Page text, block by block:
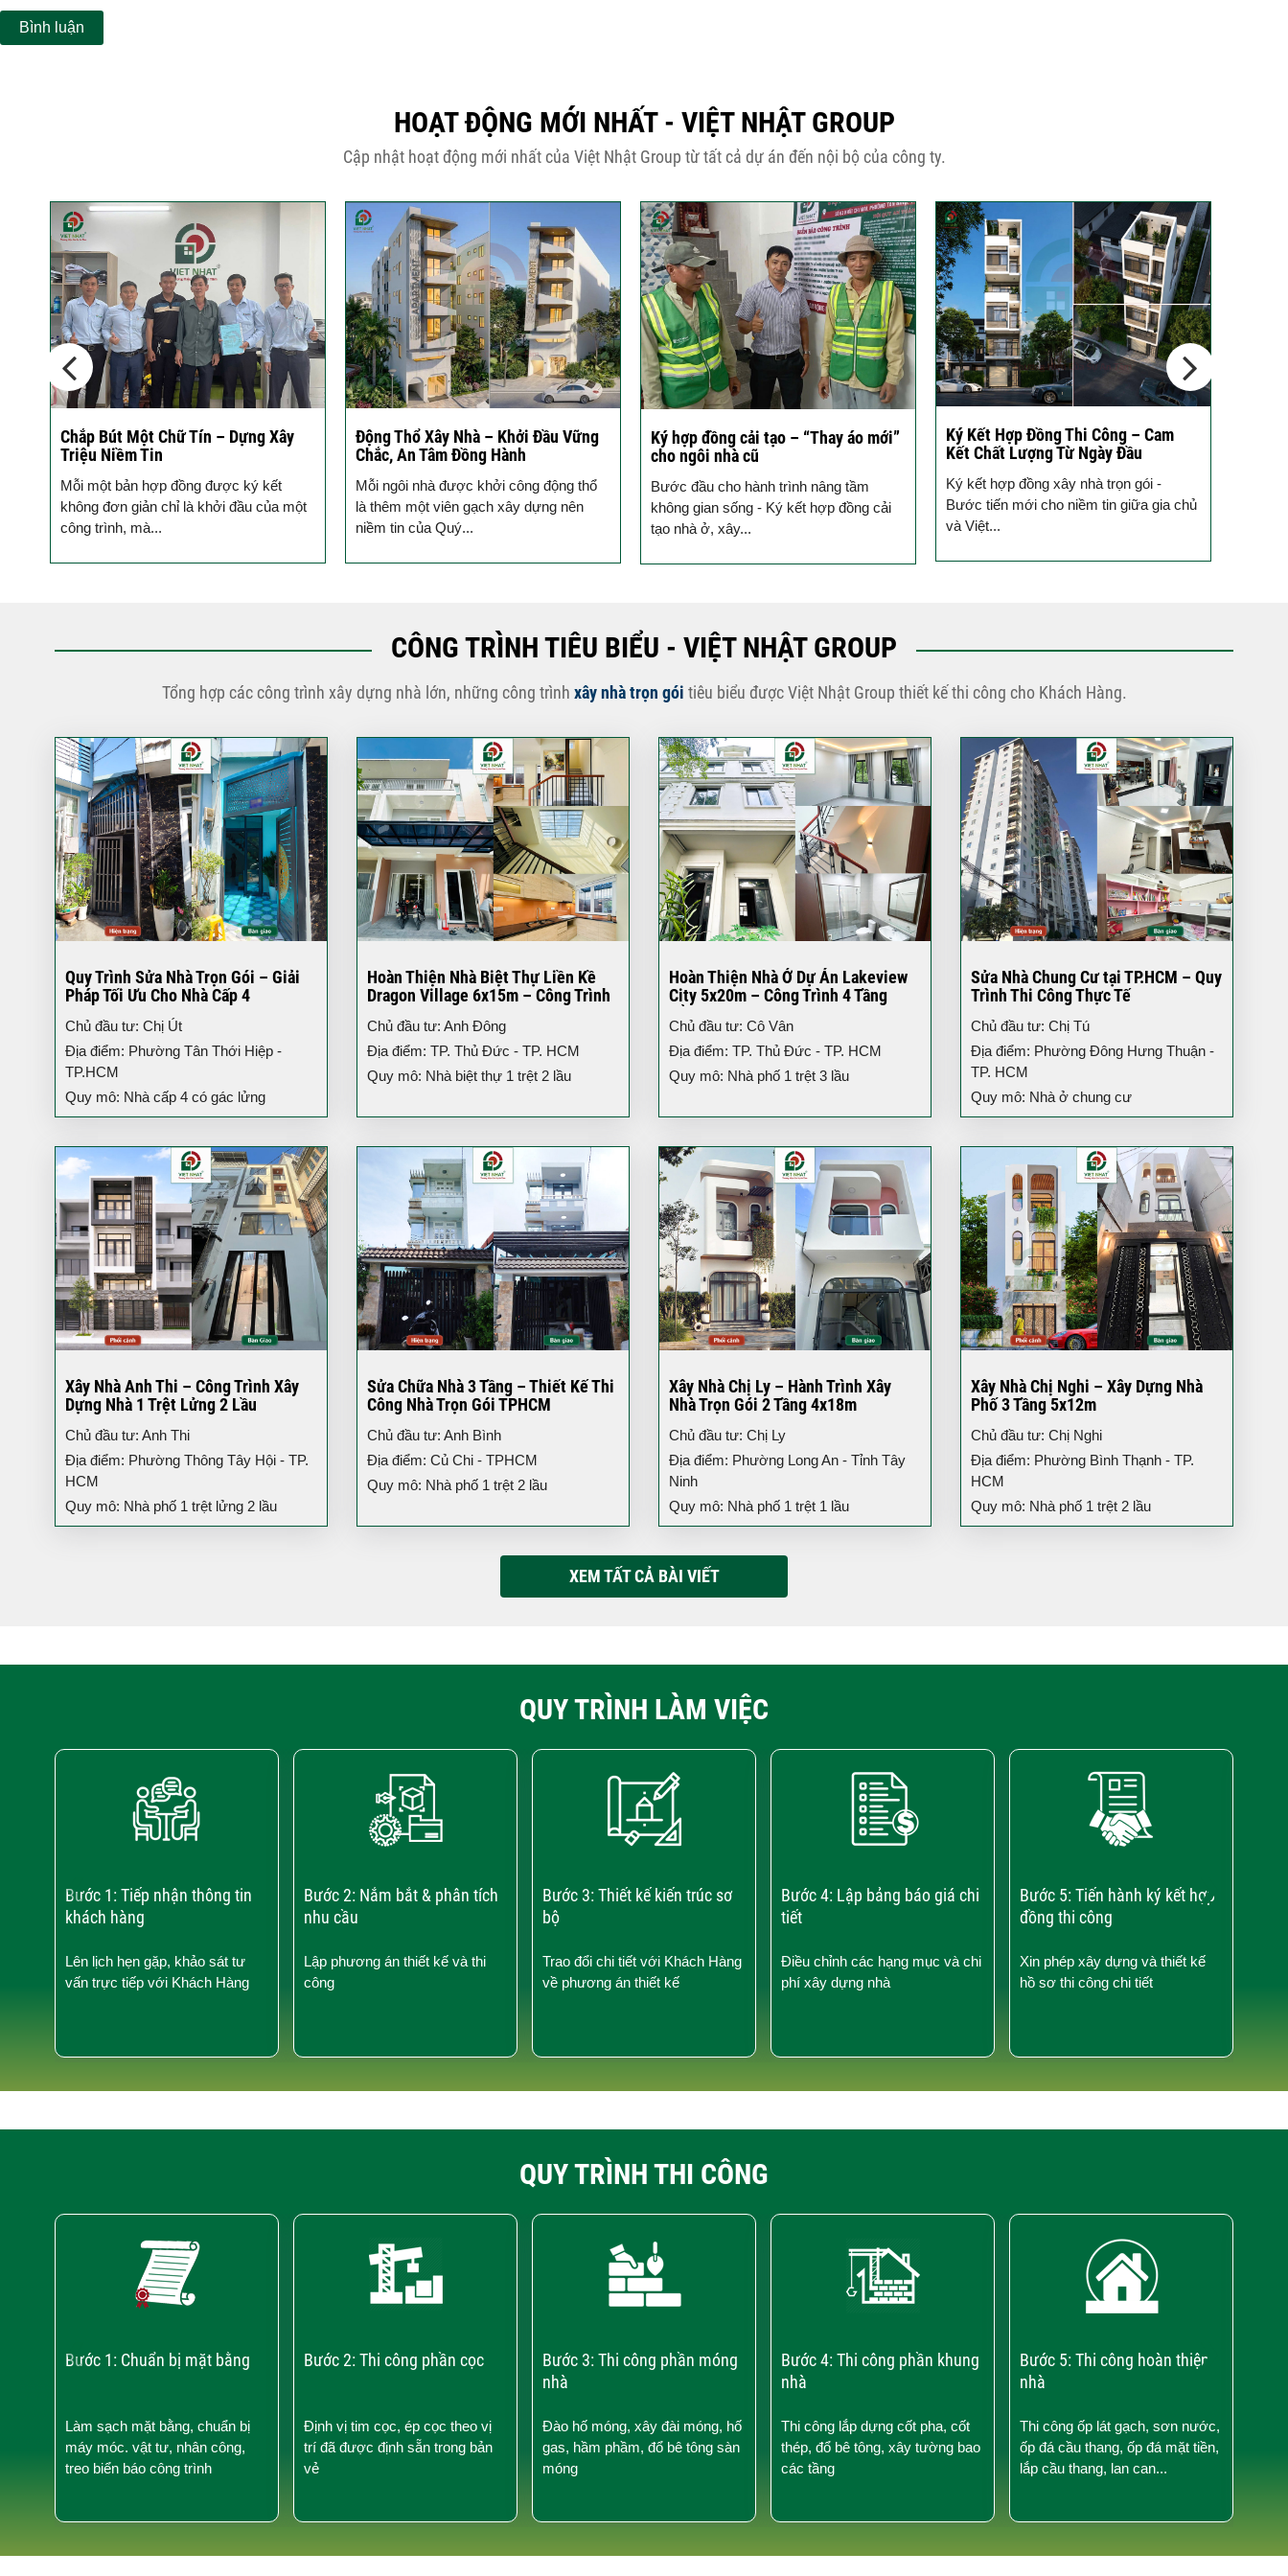
HOẠT ĐỘNG MỚI NHẤT - VIỆT NHẬT GROUP
Cập nhật hoạt động mới nhất của Việt Nhật Group từ tất cả dự án đến nội bộ của công ty.
Chắp Bút Một Chữ Tín – Dựng Xây
Triệu Niềm Tin
Mỗi một bản hợp đồng được ký kết
không đơn giản chỉ là khởi đầu của một
công trình, mà...
Động Thổ Xây Nhà – Khởi Đầu Vững
Chắc, An Tâm Đồng Hành
Mỗi ngôi nhà được khởi công động thổ
là thêm một viên gạch xây dựng nên
niềm tin của Quý...
Ký hợp đồng cải tạo – “Thay áo mới”
cho ngôi nhà cũ
Bước đầu cho hành trình nâng tầm
không gian sống - Ký kết hợp đồng cải
tạo nhà ở, xây...
Ký Kết Hợp Đồng Thi Công – Cam
Kết Chất Lượng Từ Ngày Đầu
Ký kết hợp đồng xây nhà trọn gói -
Bước tiến mới cho niềm tin giữa gia chủ
và Việt...
CÔNG TRÌNH TIÊU BIỂU - VIỆT NHẬT GROUP
Tổng hợp các công trình xây dựng nhà lớn, những công trình xây nhà trọn gói tiêu biểu được Việt Nhật Group thiết kế thi công cho Khách Hàng.
Quy Trình Sửa Nhà Trọn Gói – Giải
Pháp Tối Ưu Cho Nhà Cấp 4
Chủ đầu tư: Chị Út
Địa điểm: Phường Tân Thới Hiệp -
TP.HCM
Quy mô: Nhà cấp 4 có gác lửng
Hoàn Thiện Nhà Biệt Thự Liền Kề
Dragon Village 6x15m – Công Trình
Chủ đầu tư: Anh Đông
Địa điểm: TP. Thủ Đức - TP. HCM
Quy mô: Nhà biệt thự 1 trệt 2 lầu
Hoàn Thiện Nhà Ở Dự Án Lakeview
City 5x20m – Công Trình 4 Tầng
Đẳng Cấp TP.HCM
Chủ đầu tư: Cô Vân
Địa điểm: TP. Thủ Đức - TP. HCM
Quy mô: Nhà phố 1 trệt 3 lầu
Sửa Nhà Chung Cư tại TP.HCM – Quy
Trình Thi Công Thực Tế
Chủ đầu tư: Chị Tú
Địa điểm: Phường Đông Hưng Thuận -
TP. HCM
Quy mô: Nhà ở chung cư
Xây Nhà Anh Thi – Công Trình Xây
Dựng Nhà 1 Trệt Lửng 2 Lầu
Chủ đầu tư: Anh Thi
Địa điểm: Phường Thông Tây Hội - TP.
HCM
Quy mô: Nhà phố 1 trệt lửng 2 lầu
Sửa Chữa Nhà 3 Tầng – Thiết Kế Thi
Công Nhà Trọn Gói TPHCM
Chủ đầu tư: Anh Bình
Địa điểm: Củ Chi - TPHCM
Quy mô: Nhà phố 1 trệt 2 lầu
Xây Nhà Chị Ly – Hành Trình Xây
Nhà Trọn Gói 2 Tầng 4x18m
Chủ đầu tư: Chị Ly
Địa điểm: Phường Long An - Tỉnh Tây
Ninh
Quy mô: Nhà phố 1 trệt 1 lầu
Xây Nhà Chị Nghi – Xây Dựng Nhà
Phố 3 Tầng 5x12m
Chủ đầu tư: Chị Nghi
Địa điểm: Phường Bình Thạnh - TP.
HCM
Quy mô: Nhà phố 1 trệt 2 lầu
XEM TẤT CẢ BÀI VIẾT
QUY TRÌNH LÀM VIỆC
Bước 1: Tiếp nhận thông tin
khách hàng
Lên lịch hẹn gặp, khảo sát tư
vấn trực tiếp với Khách Hàng
Bước 2: Nắm bắt & phân tích
nhu cầu
Lập phương án thiết kế và thi
công
Bước 3: Thiết kế kiến trúc sơ
bộ
Trao đổi chi tiết với Khách Hàng
về phương án thiết kế
Bước 4: Lập bảng báo giá chi
tiết
Điều chỉnh các hạng mục và chi
phí xây dựng nhà
Bước 5: Tiến hành ký kết hợp
đồng thi công
Xin phép xây dựng và thiết kế
hồ sơ thi công chi tiết
›
‹
QUY TRÌNH THI CÔNG
Bước 1: Chuẩn bị mặt bằng
Làm sạch mặt bằng, chuẩn bị
máy móc. vật tư, nhân công,
treo biển báo công trình
Bước 2: Thi công phần cọc
Định vị tim cọc, ép cọc theo vị
trí đã được định sẵn trong bản
vẻ
Bước 3: Thi công phần móng
nhà
Đào hố móng, xây đài móng, hố
gas, hầm phầm, đổ bê tông sàn
móng
Bước 4: Thi công phần khung
nhà
Thi công lắp dựng cốt pha, cốt
thép, đổ bê tông, xây tường bao
các tầng
Bước 5: Thi công hoàn thiện
nhà
Thi công ốp lát gạch, sơn nước,
ốp đá cầu thang, ốp đá mặt tiền,
lắp cầu thang, lan can...
›
‹